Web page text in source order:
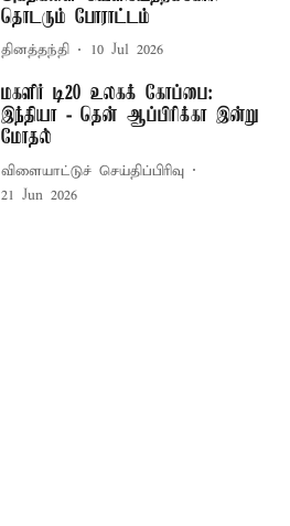
தொடரும் போராட்டம்
தினத்தந்தி 10 Jul 2026
மகளிர் டி20 உலகக் கோப்பை:
இந்தியா - தென் ஆப்பிரிக்கா இன்று
மோதல்
விளையாட்டுச் செய்திப்பிரிவு
21 Jun 2026